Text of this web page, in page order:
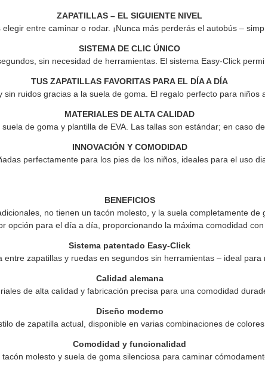
ZAPATILLAS – EL SIGUIENTE NIVEL
elegir entre caminar o rodar. ¡Nunca más perderás el autobús –
SISTEMA DE CLIC ÚNICO
sin necesidad de herramientas. El sistema Easy-Click
TUS ZAPATILLAS FAVORITAS PARA EL DÍA A DÍA
sin ruidos gracias a la suela de goma. El regalo perfecto para niños
MATERIALES DE ALTA CALIDAD
de goma y plantilla de EVA. Las tallas son estándar; en caso
INNOVACIÓN Y COMODIDAD
perfectamente para los pies de los niños, ideales para el uso
BENEFICIOS
no tienen un tacón molesto, y la suela completamente de
opción para el día a día, proporcionando la máxima comodidad con
Sistema patentado Easy-Click
entre zapatillas y ruedas en segundos sin herramientas – ideal para
Calidad alemana
de alta calidad y fabricación precisa para una comodidad
Diseño moderno
de zapatilla actual, disponible en varias combinaciones de colores.
Comodidad y funcionalidad
tacón molesto y suela de goma silenciosa para caminar